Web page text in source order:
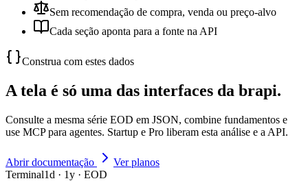
Sem recomendação de compra, venda ou preço-alvo
Cada seção aponta para a fonte na API
Construa com estes dados
A tela é só uma das interfaces da brapi.
Consulte a mesma série EOD em JSON, combine fundamentos e
use MCP para agentes. Startup e Pro liberam esta análise e a API.
Abrir documentação
Ver planos
Terminal1d · 1y · EOD